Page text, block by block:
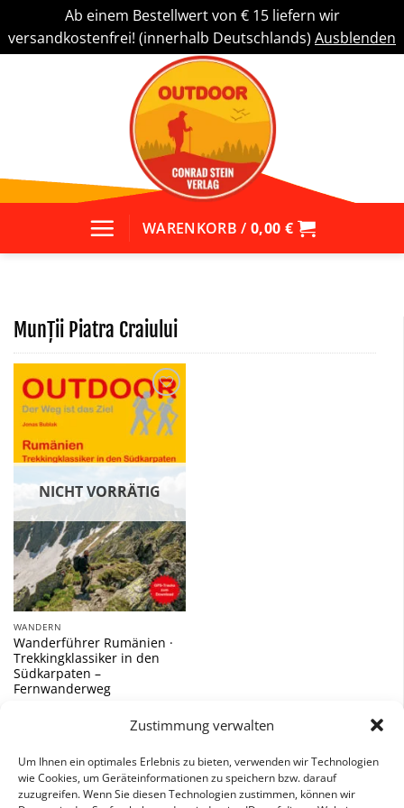
Zustimmung verwalten
Um Ihnen ein optimales Erlebnis zu bieten, verwenden wir Technologien
wie Cookies, um Geräteinformationen zu speichern bzw. darauf
zuzugreifen. Wenn Sie diesen Technologien zustimmen, können wir
Ab einem Bestellwert von € 15 liefern wir
versandkostenfrei! (innerhalb Deutschlands) Ausblenden
WARENKORB / 0,00 €
Munții Piatra Craiului
Zu
Wunschliste
hinzufügen
NICHT VORRÄTIG
WANDERN
Wanderführer Rumänien ·
Trekkingklassiker in den
Südkarpaten –
Fernwanderweg